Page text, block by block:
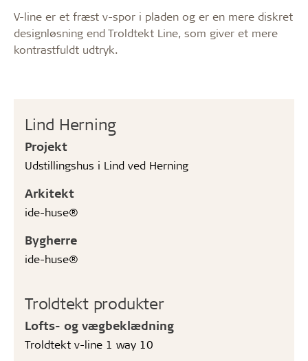
Lind Herning
Projekt
Udstillingshus i Lind ved Herning
Arkitekt
ide-huse®
Bygherre
ide-huse®
Troldtekt produkter
Lofts- og vægbeklædning
Troldtekt v-line 1 way 10
V-line er et fræst v-spor i pladen og er en mere diskret
designløsning end Troldtekt Line, som giver et mere
kontrastfuldt udtryk.